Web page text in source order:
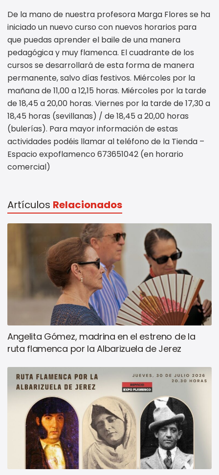
De la mano de nuestra profesora Marga Flores se ha
iniciado un nuevo curso con nuevos horarios para
que puedas aprender el baile de una manera
pedagógica y muy flamenca. El cuadrante de los
cursos se desarrollará de esta forma de manera
permanente, salvo días festivos. Miércoles por la
mañana de 11,00 a 12,15 horas. Miércoles por la tarde
de 18,45 a 20,00 horas. Viernes por la tarde de 17,30 a
18,45 horas (sevillanas) / de 18,45 a 20,00 horas
(bulerías). Para mayor información de estas
actividades podéis llamar al teléfono de la Tienda –
Espacio expoflamenco 673651042 (en horario
comercial)
Artículos Relacionados
Angelita Gómez, madrina en el estreno de la
ruta flamenca por la Albarizuela de Jerez